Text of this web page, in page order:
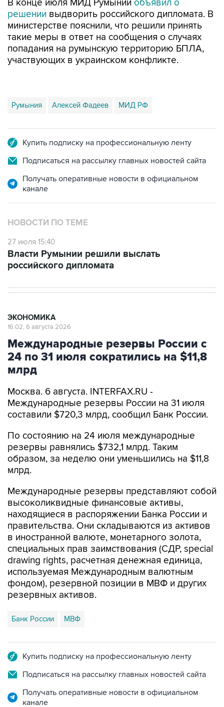
В конце июля МИД Румынии объявил о
решении выдворить российского дипломата. В
министерстве пояснили, что решили принять
такие меры в ответ на сообщения о случаях
попадания на румынскую территорию БПЛА,
участвующих в украинском конфликте.
Румыния Алексей Фадеев МИД РФ
Купить подписку на профессиональную ленту
Подписаться на рассылку главных новостей сайта
Получать оперативные новости в официальном
канале
НОВОСТИ ПО ТЕМЕ
27 июля 15:40
Власти Румынии решили выслать
российского дипломата
ЭКОНОМИКА
16:02, 6 августа 2026
Международные резервы России с
24 по 31 июля сократились на $11,8
млрд
Москва. 6 августа. INTERFAX.RU -
Международные резервы России на 31 июля
составили $720,3 млрд, сообщил Банк России.
По состоянию на 24 июля международные
резервы равнялись $732,1 млрд. Таким
образом, за неделю они уменьшились на $11,8
млрд.
Международные резервы представляют собой
высоколиквидные финансовые активы,
находящиеся в распоряжении Банка России и
правительства. Они складываются из активов
в иностранной валюте, монетарного золота,
специальных прав заимствования (СДР, special
drawing rights, расчетная денежная единица,
используемая Международным валютным
фондом), резервной позиции в МВФ и других
резервных активов.
Банк России МВФ
Купить подписку на профессиональную ленту
Подписаться на рассылку главных новостей сайта
Получать оперативные новости в официальном
канале